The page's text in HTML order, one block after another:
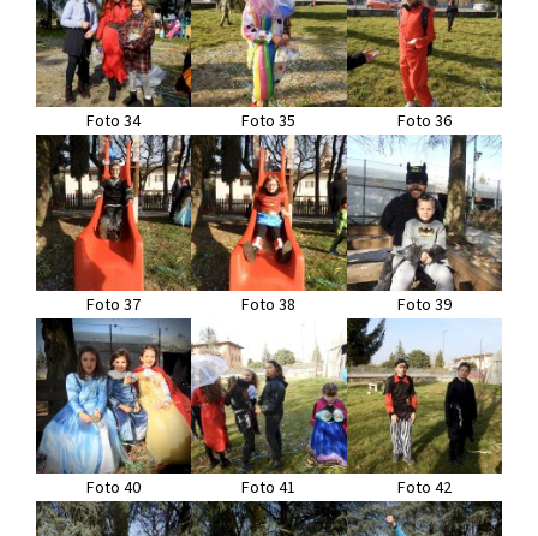
Foto 34 Foto 35 Foto 36
Foto 37 Foto 38 Foto 39
Foto 40 Foto 41 Foto 42